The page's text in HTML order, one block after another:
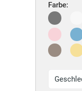
Farbe: